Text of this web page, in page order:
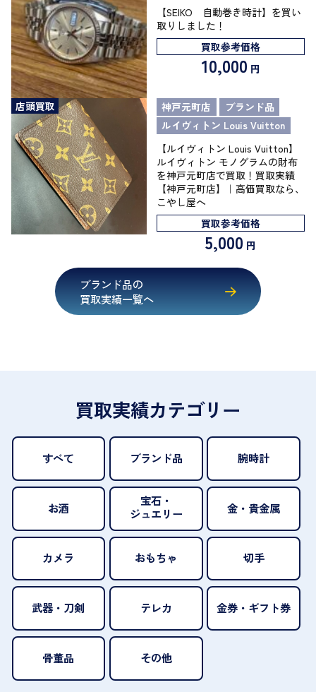
【SEIKO 自動巻き時計】を買い
取りしました！
買取参考価格
10,000 円
店頭買取 神戸元町店
ブランド品
ルイヴィトン Louis Vuitton
【ルイヴィトン Louis Vuitton】
ルイヴィトン モノグラムの財布
を神戸元町店で買取！買取実績
【神戸元町店】｜高価買取なら、
こやし屋へ
買取参考価格
5,000 円
ブランド品の
買取実績一覧へ
買取実績カテゴリー
すべて ブランド品 腕時計
お酒
宝石・
ジュエリー
金・貴金属
カメラ おもちゃ 切手
武器・刀剣 テレカ 金券・ギフト券
骨董品 その他